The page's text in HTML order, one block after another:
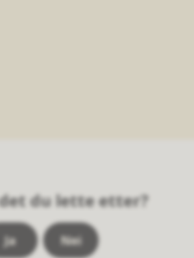
du lette etter?
Ja Nei